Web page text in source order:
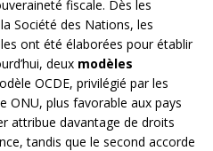
fiscale. Dès les
Société des Nations, les
ont été élaborées pour établir
deux modèles
OCDE, privilégié par les
ONU, plus favorable aux pays
attribue davantage de droits
tandis que le second accorde